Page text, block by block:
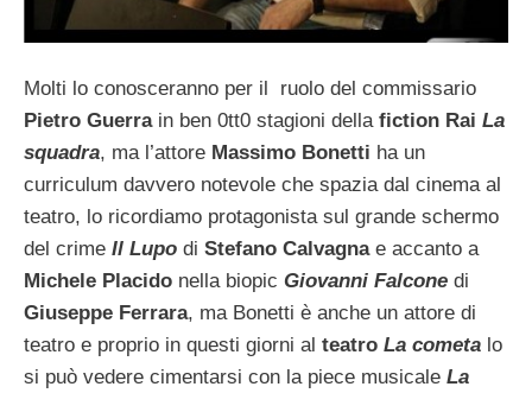
Molti lo conosceranno per il ruolo del commissario
Pietro Guerrain ben 0tt0 stagioni dellafiction Rai La
squadra, ma l’attore Massimo Bonetti ha un
curriculum davvero notevole che spazia dal cinema al
teatro, lo ricordiamo protagonista sul grande schermo
del crime Il Lupo di Stefano Calvagna e accanto a
Michele Placido nella biopic Giovanni Falcone di
Giuseppe Ferrara, ma Bonetti è anche un attore di
teatro e proprio in questi giorni al teatro La cometa lo
si può vedere cimentarsi con la piece musicale La